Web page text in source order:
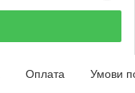
Оплата Умови